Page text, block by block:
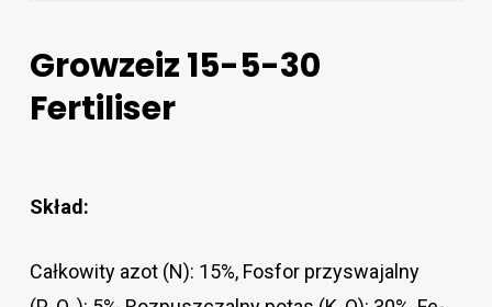
Growzeiz 15-5-30
Fertiliser
Skład:
Całkowity azot (N): 15%, Fosfor przyswajalny